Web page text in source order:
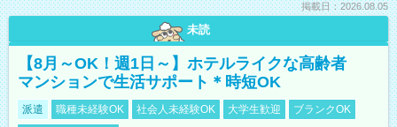
掲載日：2026.08.05
未読
【8月～OK！週1日～】ホテルライクな高齢者
マンションで生活サポート＊時短OK
派遣 職種未経験OK 社会人未経験OK 大学生歓迎
ブランクOK